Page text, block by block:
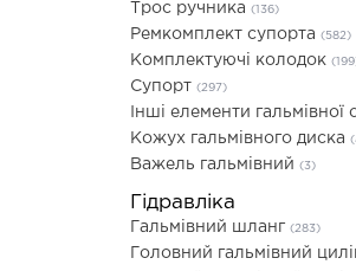
Трос ручника (136)
Ремкомплект супорта (582)
Комплектуючі колодок
Супорт (297)
Інші елементи гальмівної
Кожух гальмівного диска
Важель гальмівний (3)
Гідравліка
Гальмівний шланг (283)
Головний гальмівний